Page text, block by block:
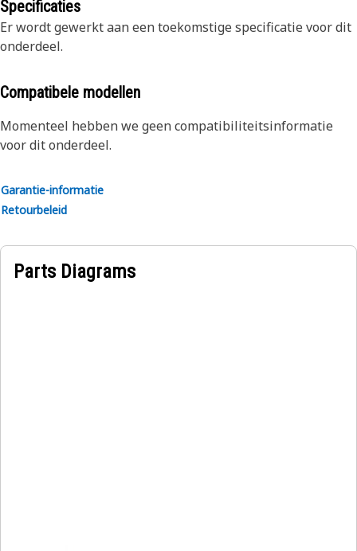
Specificaties
Er wordt gewerkt aan een toekomstige specificatie voor dit
onderdeel.
Compatibele modellen
Momenteel hebben we geen compatibiliteitsinformatie
voor dit onderdeel.
Garantie-informatie
Retourbeleid
Parts Diagrams